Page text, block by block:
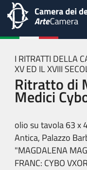
I RITRATTI DELLA
XV ED IL XVIII
Ritratto di
Medici
olio su tavola 63 x
Antica, Palazzo
"MAGDALENA
FRANC: CYBO